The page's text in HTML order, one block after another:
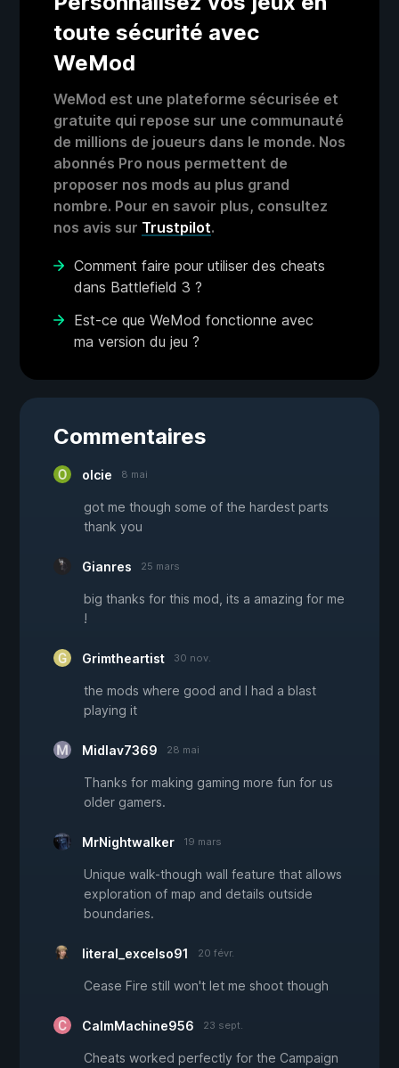
toute sécurité avec
WeMod
WeMod est une plateforme sécurisée et
gratuite qui repose sur une communauté
de millions de joueurs dans le monde. Nos
abonnés Pro nous permettent de
proposer nos mods au plus grand
nombre. Pour en savoir plus, consultez
nos avis sur Trustpilot.
Comment faire pour utiliser des cheats
dans Battlefield 3 ?
Est-ce que WeMod fonctionne avec
ma version du jeu ?
Commentaires
olcie 8 mai
got me though some of the hardest parts
thank you
Gianres 25 mars
big thanks for this mod, its a amazing for me
!
Grimtheartist 30 nov.
the mods where good and I had a blast
playing it
Midlav7369 28 mai
Thanks for making gaming more fun for us
older gamers.
MrNightwalker 19 mars
Unique walk-though wall feature that allows
exploration of map and details outside
boundaries.
literal_excelso91 20 févr.
Cease Fire still won't let me shoot though
CalmMachine956 23 sept.
Cheats worked perfectly for the Campaign